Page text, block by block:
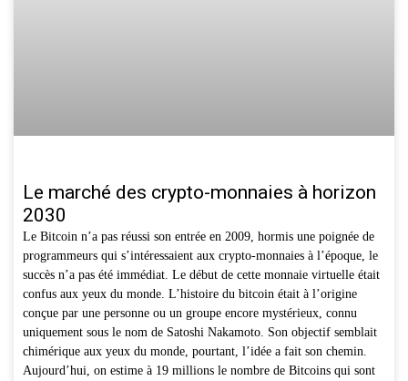
Le marché des crypto-monnaies à horizon
2030
Le Bitcoin n’a pas réussi son entrée en 2009, hormis une poignée de
programmeurs qui s’intéressaient aux crypto-monnaies à l’époque, le
succès n’a pas été immédiat. Le début de cette monnaie virtuelle était
confus aux yeux du monde. L’histoire du bitcoin était à l’origine
conçue par une personne ou un groupe encore mystérieux, connu
uniquement sous le nom de Satoshi Nakamoto. Son objectif semblait
chimérique aux yeux du monde, pourtant, l’idée a fait son chemin.
Aujourd’hui, on estime à 19 millions le nombre de Bitcoins qui sont